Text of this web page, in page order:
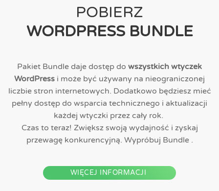
POBIERZ
WORDPRESS BUNDLE
Pakiet Bundle daje dostęp do wszystkich wtyczek
WordPress i może być używany na nieograniczonej
liczbie stron internetowych. Dodatkowo będziesz mieć
pełny dostęp do wsparcia technicznego i aktualizacji
każdej wtyczki przez cały rok.
Czas to teraz! Zwiększ swoją wydajność i zyskaj
przewagę konkurencyjną. Wypróbuj Bundle .
WIĘCEJ INFORMACJI